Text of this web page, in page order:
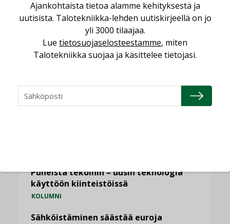
LEHDEN ARTIKKELIT
Kaivamattomat menetelmät
vakiinnuttavat asemansa taloyhtiöissä
LEHDEN ARTIKKELIT, TILAAJILLE
Puheista tekoihin – uusin teknologia
käyttöön kiinteistöissä
KOLUMNI
Sähköistäminen säästää euroja
Ajankohtaista tietoa alamme kehityksestä ja
uutisista. Talotekniikka-lehden uutiskirjeellä on jo
yli 3000 tilaajaa.
Lue tietosuojaselosteestamme, miten
Talotekniikka suojaa ja käsittelee tietojasi.